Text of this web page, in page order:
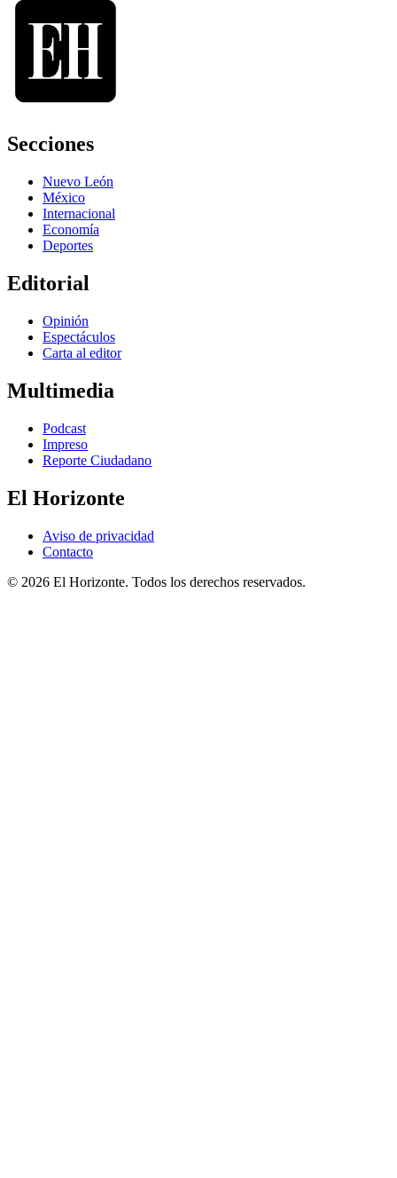
Secciones
Nuevo León
México
Internacional
Economía
Deportes
Editorial
Opinión
Espectáculos
Carta al editor
Multimedia
Podcast
Impreso
Reporte Ciudadano
El Horizonte
Aviso de privacidad
Contacto
© 2026 El Horizonte. Todos los derechos reservados.